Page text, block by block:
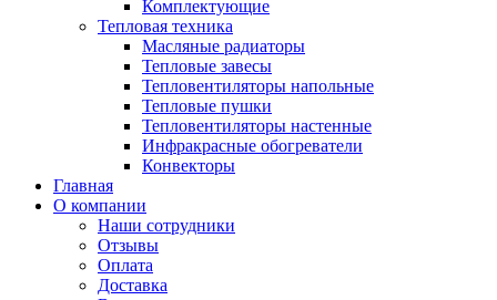
Комплектующие
Тепловая техника
Масляные радиаторы
Тепловые завесы
Тепловентиляторы напольные
Тепловые пушки
Тепловентиляторы настенные
Инфракрасные обогреватели
Конвекторы
Главная
О компании
Наши сотрудники
Отзывы
Оплата
Доставка